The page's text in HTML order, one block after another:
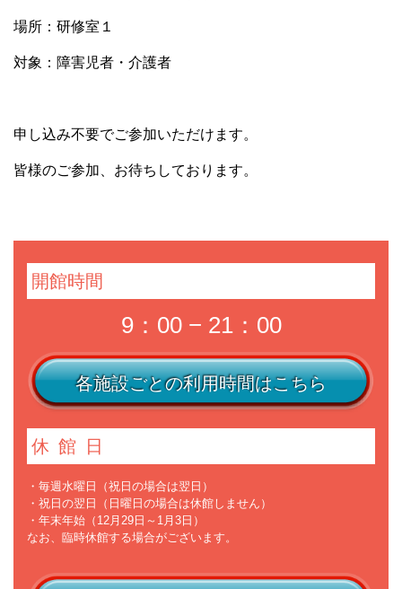
場所：研修室１
対象：障害児者・介護者
申し込み不要でご参加いただけます。
皆様のご参加、お待ちしております。
開館時間
9：00 − 21：00
各施設ごとの利用時間はこちら
休館日
・毎週水曜日（祝日の場合は翌日）
・祝日の翌日（日曜日の場合は休館しません）
・年末年始（12月29日～1月3日）
なお、臨時休館する場合がございます。